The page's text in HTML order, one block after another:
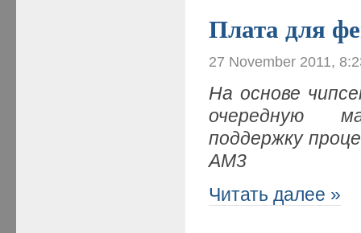
Плата для
27 November 2011,
На основе
очередную
поддержку
AM3
Читать далее »